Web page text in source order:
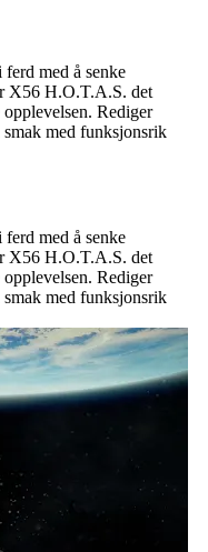
med å senke
X56 H.O.T.A.S. det
Rediger
med funksjonsrik
med å senke
X56 H.O.T.A.S. det
Rediger
med funksjonsrik